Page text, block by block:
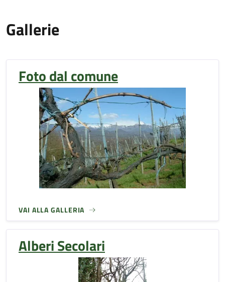
Gallerie
Foto dal comune
VAI ALLA GALLERIA
Alberi Secolari